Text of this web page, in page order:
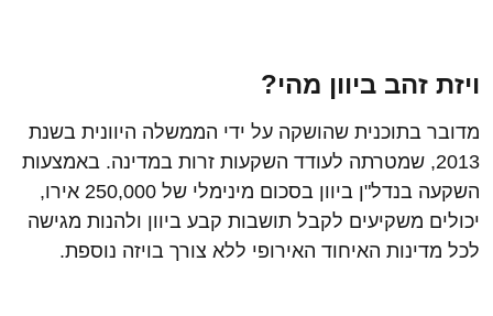
ויזת זהב ביוון מהי?
מדובר בתוכנית שהושקה על ידי הממשלה היוונית בשנת
2013, שמטרתה לעודד השקעות זרות במדינה. באמצעות
השקעה בנדל"ן ביוון בסכום מינימלי של 250,000 אירו,
יכולים משקיעים לקבל תושבות קבע ביוון ולהנות מגישה
לכל מדינות האיחוד האירופי ללא צורך בויזה נוספת.